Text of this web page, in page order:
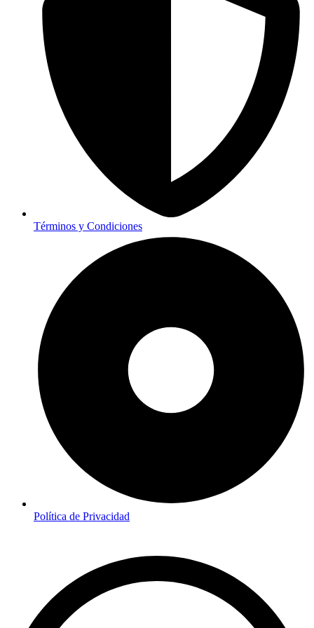
Términos y Condiciones
Política de Privacidad